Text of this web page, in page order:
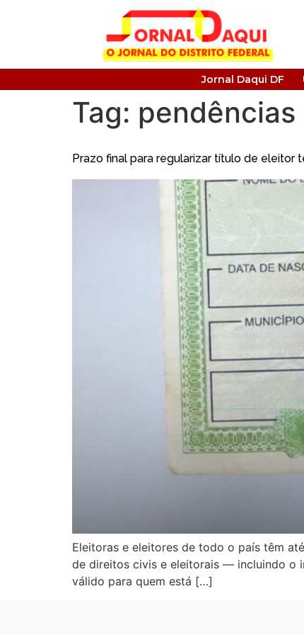
Jornal Daqui DF
Tag:
Prazo final para regularizar título de eleitor
Eleitoras e eleitores de todo o país têm
de direitos civis e eleitorais — incluindo o
válido para quem está […]